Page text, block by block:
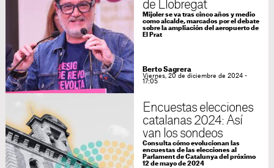
de Llobregat
Mijoler se va tras cinco años y medio
como alcalde, marcados por el debate
sobre la ampliación del aeropuerto de
El Prat
Berto Sagrera
Viernes, 20 de diciembre de 2024 -
17:05
Encuestas elecciones
catalanas 2024: Así
van los sondeos
Consulta cómo evolucionan las
encuestas de las elecciones al
Parlament de Catalunya del próximo
12 de mayo de 2024